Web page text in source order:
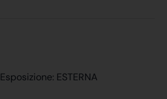
Esposizione: ESTERNA